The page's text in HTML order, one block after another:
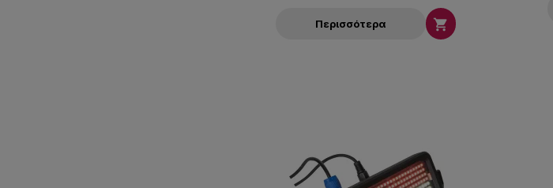
Περισσότερα 